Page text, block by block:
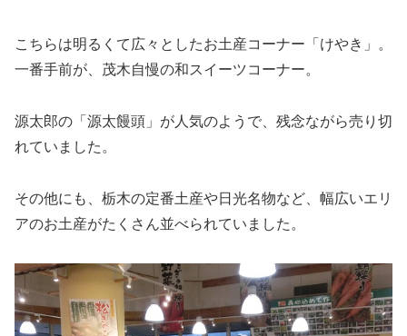
こちらは明るくて広々としたお土産コーナー「けやき」。
一番手前が、茂木自慢の和スイーツコーナー。
源太郎の「源太饅頭」が人気のようで、残念ながら売り切
れていました。
その他にも、栃木の定番土産や日光名物など、幅広いエリ
アのお土産がたくさん並べられていました。